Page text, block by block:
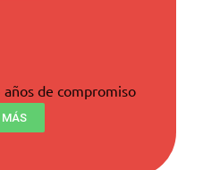
de compromiso
MÁS